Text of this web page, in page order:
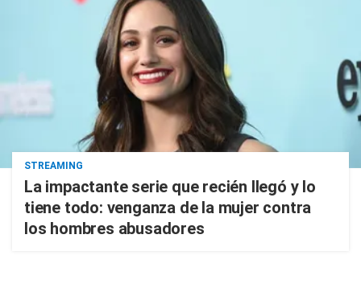
STREAMING
La impactante serie que recién llegó y lo
tiene todo: venganza de la mujer contra
los hombres abusadores